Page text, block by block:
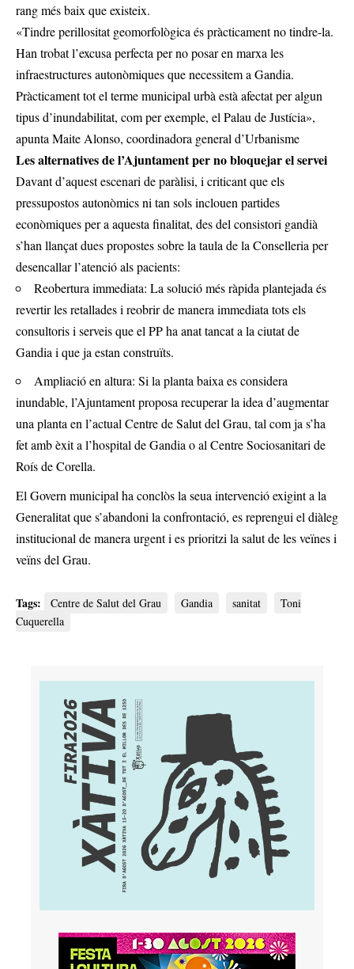
rang més baix que existeix.
«Tindre perillositat geomorfològica és pràcticament no tindre-la.
Han trobat l’excusa perfecta per no posar en marxa les
infraestructures autonòmiques que necessitem a Gandia.
Pràcticament tot el terme municipal urbà està afectat per algun
tipus d’inundabilitat, com per exemple, el Palau de Justícia»,
apunta Maite Alonso, coordinadora general d’Urbanisme
Les alternatives de l’Ajuntament per no bloquejar el servei
Davant d’aquest escenari de paràlisi, i criticant que els
pressupostos autonòmics ni tan sols inclouen partides
econòmiques per a aquesta finalitat, des del consistori gandià
s’han llançat dues propostes sobre la taula de la Conselleria per
desencallar l’atenció als pacients:
Reobertura immediata: La solució més ràpida plantejada és
revertir les retallades i reobrir de manera immediata tots els
consultoris i serveis que el PP ha anat tancat a la ciutat de
Gandia i que ja estan construïts.
Ampliació en altura: Si la planta baixa es considera
inundable, l’Ajuntament proposa recuperar la idea d’augmentar
una planta en l’actual Centre de Salut del Grau, tal com ja s’ha
fet amb èxit a l’hospital de Gandia o al Centre Sociosanitari de
Roís de Corella.
El Govern municipal ha conclòs la seua intervenció exigint a la
Generalitat que s’abandoni la confrontació, es reprengui el diàleg
institucional de manera urgent i es prioritzi la salut de les veïnes i
veïns del Grau.
Tags: Centre de Salut del Grau Gandia sanitat
Toni
Cuquerella